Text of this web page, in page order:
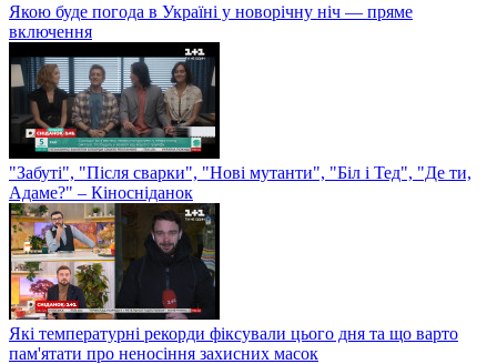
Якою буде погода в Україні у новорічну ніч — пряме
включення
"Забуті", "Після сварки", "Нові мутанти", "Біл і Тед", "Де ти,
Адаме?" – Кіносніданок
Які температурні рекорди фіксували цього дня та що варто
пам'ятати про неносіння захисних масок